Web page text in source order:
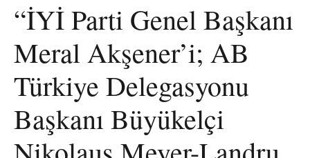
“İYİ Parti Genel Başkanı
Meral Akşener’i; AB
Türkiye Delegasyonu
Başkanı Büyükelçi